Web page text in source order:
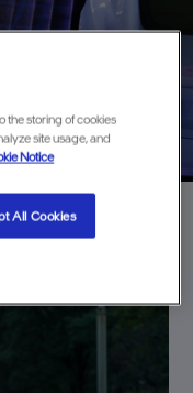
the storing of cookies
site usage, and
Notice
All Cookies